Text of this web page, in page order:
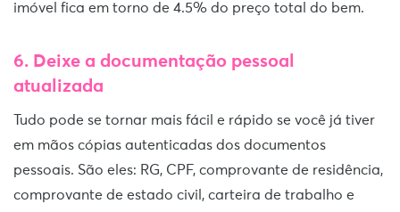
imóvel fica em torno de 4.5% do preço total do bem.
6. Deixe a documentação pessoal
atualizada
Tudo pode se tornar mais fácil e rápido se você já tiver
em mãos cópias autenticadas dos documentos
pessoais. São eles: RG, CPF, comprovante de residência,
comprovante de estado civil, carteira de trabalho e